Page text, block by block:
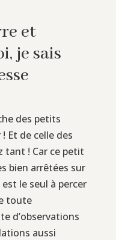
et
je sais
des petits
Et de celle des
tant ! Car ce petit
bien arrêtées sur
le seul à percer
toute
d’observations
aussi